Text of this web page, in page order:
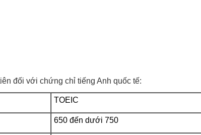
đối với chứng chỉ tiếng Anh quốc tế:
TOEIC
650 đến dưới 750